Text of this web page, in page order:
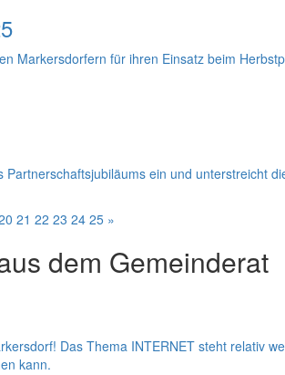
Markersdorfern für ihren Einsatz beim
ein und unterstreicht
21 22 23 24 25 »
dem Gemeinderat
Das Thema INTERNET steht relativ
kann.